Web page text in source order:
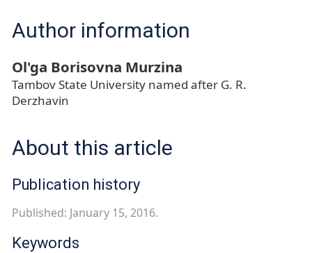
Author information
Ol'ga Borisovna Murzina
Tambov State University named after G. R.
Derzhavin
About this article
Publication history
Published: January 15, 2016.
Keywords